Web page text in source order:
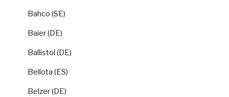
Bahco (SE)
Baier (DE)
Ballistol (DE)
Bellota (ES)
Belzer (DE)